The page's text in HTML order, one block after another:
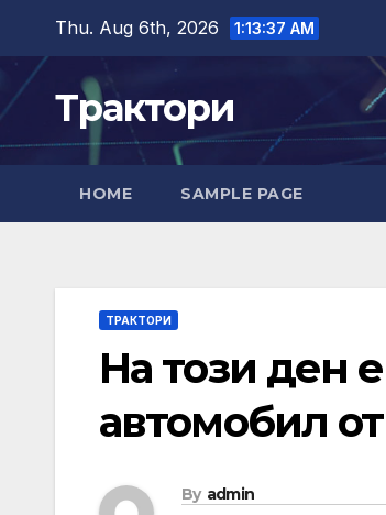
content
Thu. Aug 6th, 2026 1:13:38 AM
Трактори
HOME SAMPLE PAGE
ТРАКТОРИ
На този ден
автомобил
By admin